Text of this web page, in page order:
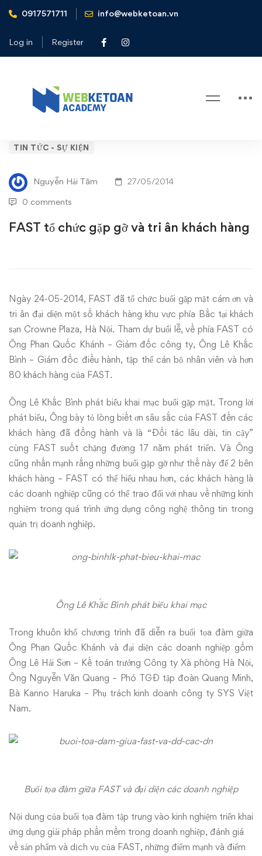
0917571711 info@webketoan.vn
Log in Register
Home
Tin tức - Sự kiện
FAST
tổ
chức
gặp
tri
ân
khách
hàng
TIN TỨC - SỰ KIỆN
Nguyễn Hải Tâm 27/05/2014
0 comments
FAST tổ chức gặp gỡ và tri ân khách hàng
Ngày 24-05-2014, FAST đã tổ chức buổi gặp mặt cám ơn và
tri ân đại diện một số khách hàng khu vực phía Bắc tại khách
sạn Crowne Plaza, Hà Nội. Tham dự buổi lễ, về phía FAST có
Ông Phan Quốc Khánh – Giám đốc công ty, Ông Lê Khắc
Bình – Giám đốc điều hành, tập thể cán bộ nhân viên và hơn
80 khách hàng của FAST.
Ông Lê Khắc Bình phát biểu khai mạc buổi gặp mặt. Trong lời
phát biểu, Ông bày tỏ lòng biết ơn sâu sắc của FAST đến các
khách hàng đã đồng hành và là “Đối tác lâu dài, tin cậy”
cùng FAST suốt chặng đường 17 năm phát triển. Và Ông
cũng nhấn mạnh rằng những buổi gặp gỡ như thế này để 2 bên
khách hàng – FAST có thể hiểu nhau hơn, các khách hàng là
các doanh nghiệp cũng có thể trao đổi với nhau về những kinh
nghiệm trong quá trình ứng dụng công nghệ thông tin trong
quản trị doanh nghiệp.
Ông Lê Khắc Bình phát biểu khai mạc
Trong khuôn khổ chương trình đã diễn ra buổi tọa đàm giữa
Ông Phan Quốc Khánh và đại diện các doanh nghiệp gồm
Ông Lê Hải Sơn – Kế toán trưởng Công ty Xà phòng Hà Nội,
Ông Nguyễn Văn Quang – Phó TGĐ tập đoàn Quang Minh,
Bà Kanno Haruka – Phụ trách kinh doanh công ty SYS Việt
Nam.
Buổi tọa đàm giữa FAST và đại diện các doanh nghiệp
Nội dung của buổi tọa đàm tập trung vào kinh nghiệm triển khai
ứng dụng giải pháp phần mềm trong doanh nghiệp, đánh giá
về sản phẩm và dịch vụ của FAST, những điểm mạnh và điểm